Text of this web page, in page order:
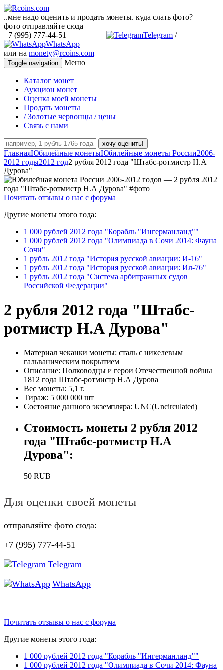
..мне надо оценить и продать монеты. куда слать фото?
фото отправляйте сюда
+7 (995) 777-44-51
Telegram /
WhatsApp
или на monety@rcoins.com
Toggle navigation Меню
Каталог монет
Аукцион монет
Оценка моей монеты
Продать монеты
/ Золотые червонцы / цены
Связь с нами
хочу оценить!
ГлавнаяЮбилейные монетыЮбилейные монеты России2006-
2012 годы2012 год2 рубля 2012 года "Штабс-ротмистр Н.А
Дурова"
Почитать отзывы о нас с форума
Другие монеты этого года:
1 000 рублей 2012 года "Корабль "Ингерманланд""
1 000 рублей 2012 года "Олимпиада в Сочи 2014: Фауна
Сочи"
1 рубль 2012 года "История русской авиации: И-16"
1 рубль 2012 года "История русской авиации: Ил-76"
1 рубль 2012 года "Система арбитражных судов
Российской Федерации"
2 рубля 2012 года "Штабс-
ротмистр Н.А Дурова"
Материал чеканки монеты: сталь с никелевым
гальваническим покрытием
Описание: Полководцы и герои Отечественной войны
1812 года Штабс-ротмистр Н.А Дурова
Вес монеты: 5,1 г.
Тираж: 5 000 000 шт
Состояние данного экземпляра: UNC(Uncirculated)
Стоимость монеты 2 рубля 2012
года "Штабс-ротмистр Н.А
Дурова":
50 RUB
Для оценки своей монеты
отправляйте фото сюда:
+7 (995) 777-44-51
Telegram
WhatsApp
Почитать отзывы о нас с форума
Другие монеты этого года:
1 000 рублей 2012 года "Корабль "Ингерманланд""
1 000 рублей 2012 года "Олимпиада в Сочи 2014: Фауна